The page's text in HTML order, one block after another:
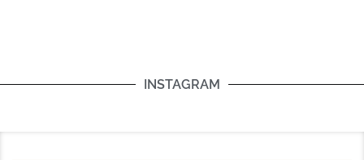
INSTAGRAM